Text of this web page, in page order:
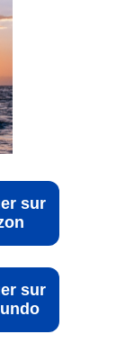
sur
sur